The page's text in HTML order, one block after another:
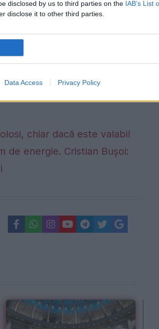
disclosed by us to third parties on the IAB’s List
disclose it to other third parties.
Data Access Privacy Policy
chiar dacă este valabil
de energie. Cristian Bușoi: